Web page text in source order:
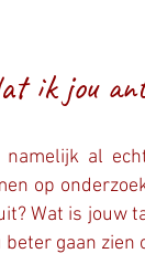
ik jou
al
op
Wat is jouw
gaan zien